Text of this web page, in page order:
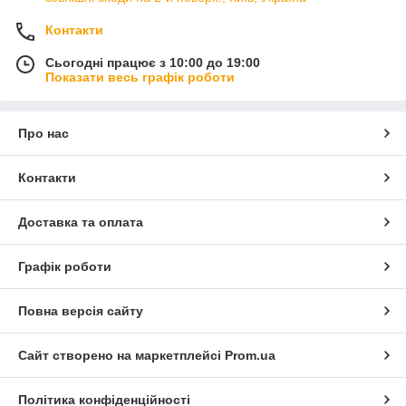
Тип покриття
Поліуретанова
плівка
я,
панелей,
скруглень
М’яке скло 0,4 мм
Контакти
Сьогодні працює з 10:00 до 19:00
Показати весь графік роботи
Про нас
Контакти
Доставка та оплата
Графік роботи
Повна версія сайту
Сайт створено на маркетплейсі Prom.ua
Політика конфіденційності